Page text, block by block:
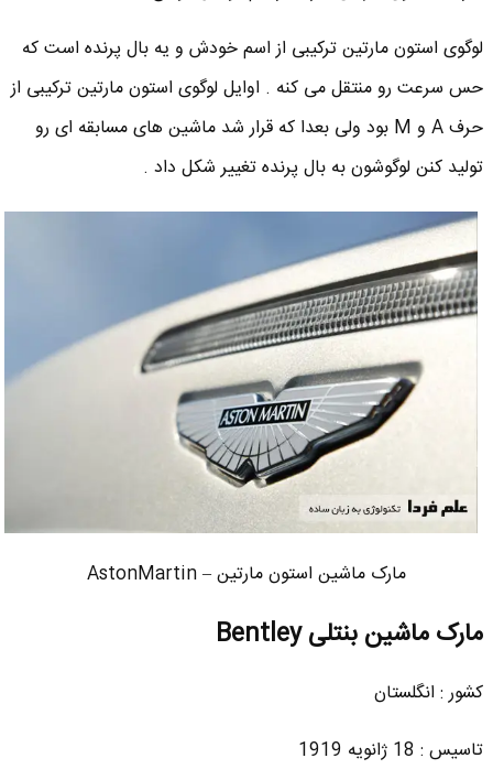
لوگوی استون مارتین ترکیبی از اسم خودش و یه بال پرنده است که
حس سرعت رو منتقل می کنه . اوایل لوگوی استون مارتین ترکیبی از
حرف A و M بود ولی بعدا که قرار شد ماشین های مسابقه ای رو
تولید کنن لوگوشون به بال پرنده تغییر شکل داد .
مارک ماشین استون مارتین – AstonMartin
مارک ماشین بنتلی Bentley
کشور : انگلستان
تاسیس : 18 ژانویه 1919